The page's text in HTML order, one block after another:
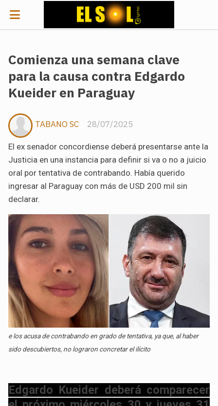
Comienza una semana clave
para la causa contra Edgardo
Kueider en Paraguay
El ex senador concordiense deberá presentarse ante la
Justicia en una instancia para definir si va o no a juicio
oral por tentativa de contrabando. Había querido
ingresar al Paraguay con más de USD 200 mil sin
declarar.
28/07/2025
TABANO SC
e los acusa de contrabando en grado de tentativa, ya que, al haber
sido descubiertos, no lograron concretar el ilícito
Edgardo Kueider deberá comparecer